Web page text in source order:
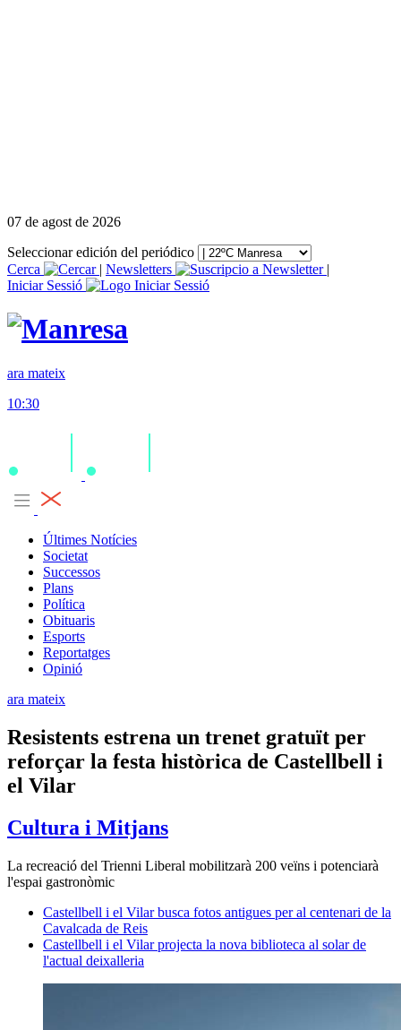
07 de agost de 2026
Seleccionar edición del periódico
Cerca
| Newsletters
|
Iniciar Sessió
ara mateix
10:30
Últimes Notícies
Societat
Successos
Plans
Política
Obituaris
Esports
Reportatges
Opinió
ara mateix
Resistents estrena un trenet gratuït per
reforçar la festa històrica de Castellbell i
el Vilar
Cultura i Mitjans
La recreació del Trienni Liberal mobilitzarà 200 veïns i potenciarà
l'espai gastronòmic
Castellbell i el Vilar busca fotos antigues per al centenari de la
Cavalcada de Reis
Castellbell i el Vilar projecta la nova biblioteca al solar de
l'actual deixalleria